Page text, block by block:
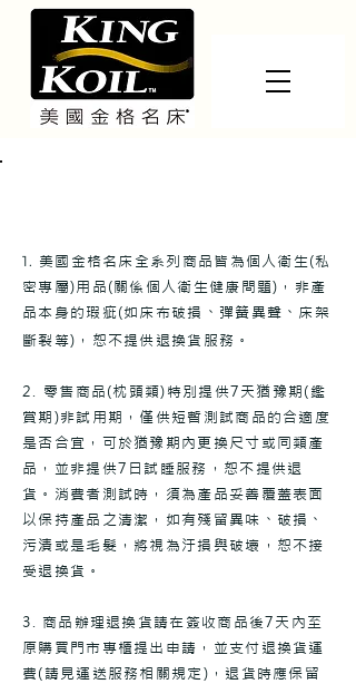
1. 美國金格名床全系列商品皆為個人衛生(私
密專屬)用品(關係個人衛生健康問題)，非產
品本身的瑕疵(如床布破損、彈簧異聲、床架
斷裂等)，恕不提供退換貨服務。
2. 零售商品(枕頭類)特別提供7天猶豫期(鑑
賞期)非試用期，僅供短暫測試商品的合適度
是否合宜，可於猶豫期內更換尺寸或同類產
品，並非提供7日試睡服務，恕不提供退
貨。消費者測試時，須為產品妥善覆蓋表面
以保持產品之清潔，如有殘留異味、破損、
污漬或是毛髮，將視為汙損與破壞，恕不接
受退換貨。
3. 商品辦理退換貨請在簽收商品後7天內至
原購買門市專櫃提出申請，並支付退換貨運
費(請見運送服務相關規定)，退貨時應保留